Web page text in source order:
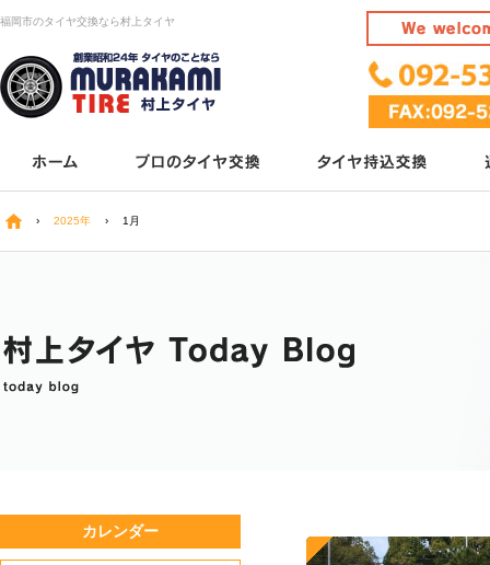
福岡市のタイヤ交換なら村上タイヤ
› 2025年 › 1月
カレンダー